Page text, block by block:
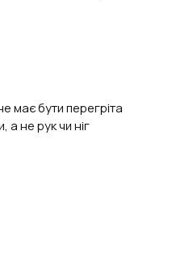
має бути перегріта
а не рук чи ніг